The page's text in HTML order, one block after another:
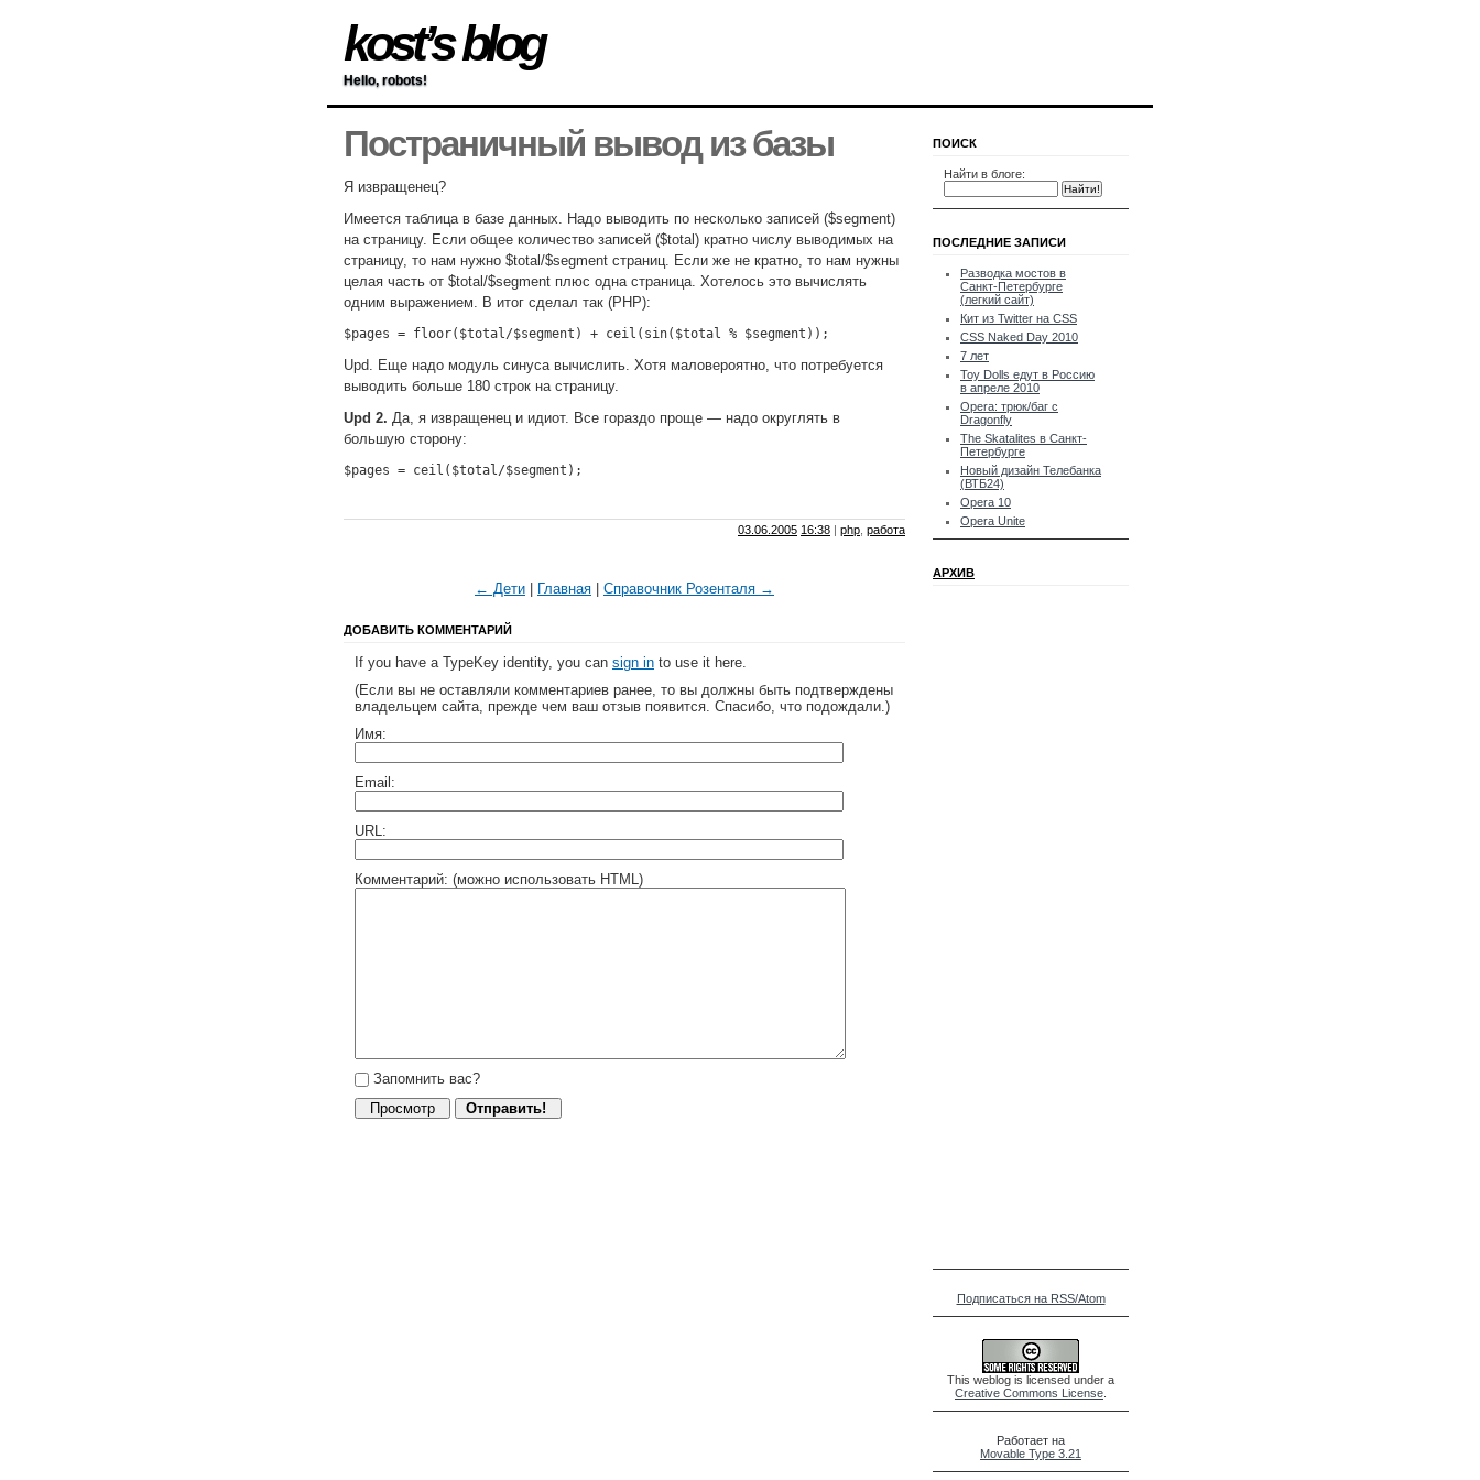
kost’s blog
Hello, robots!
Постраничный вывод из базы
Я извращенец?
Имеется таблица в базе данных. Надо выводить по несколько записей ($segment)
на страницу. Если общее количество записей ($total) кратно числу выводимых на
страницу, то нам нужно $total/$segment страниц. Если же не кратно, то нам нужны
целая часть от $total/$segment плюс одна страница. Хотелось это вычислять
одним выражением. В итог сделал так (PHP):
$pages = floor($total/$segment) + ceil(sin($total % $segment));
Upd. Еще надо модуль синуса вычислить. Хотя маловероятно, что потребуется
выводить больше 180 строк на страницу.
Upd 2. Да, я извращенец и идиот. Все гораздо проще — надо округлять в
большую сторону:
$pages = ceil($total/$segment);
03.06.2005 16:38 | php работа
← Дети Главная Справочник Розенталя →
ДОБАВИТЬ КОММЕНТАРИЙ
If you have a TypeKey identity, you can sign in to use it here.
(Если вы не оставляли комментариев ранее, то вы должны быть подтверждены
владельцем сайта, прежде чем ваш отзыв появится. Спасибо, что подождали.)
Имя:
Email:
URL:
Комментарий: (можно использовать HTML)
Запомнить вас?
ПОИСК
Найти в блоге:
ПОСЛЕДНИЕ ЗАПИСИ
Разводка мостов в
Санкт-Петербурге
(легкий сайт)
Кит из Twitter на CSS
CSS Naked Day 2010
7 лет
Toy Dolls едут в Россию
в апреле 2010
Opera: трюк/баг с
Dragonfly
The Skatalites в Санкт-
Петербурге
Новый дизайн Телебанка
(ВТБ24)
Opera 10
Opera Unite
АРХИВ
Подписаться на RSS/Atom
This weblog is licensed under a
Creative Commons License
Работает на
Movable Type 3.21